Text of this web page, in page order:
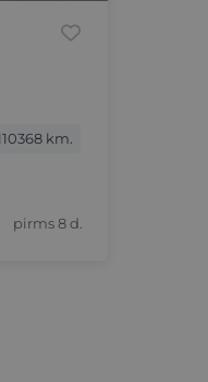
km.
pirms 8 d.